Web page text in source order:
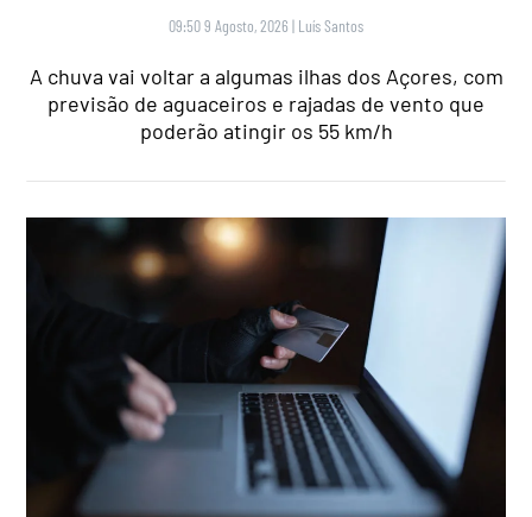
09:50 9 Agosto, 2026 | Luís Santos
A chuva vai voltar a algumas ilhas dos Açores, com
previsão de aguaceiros e rajadas de vento que
poderão atingir os 55 km/h